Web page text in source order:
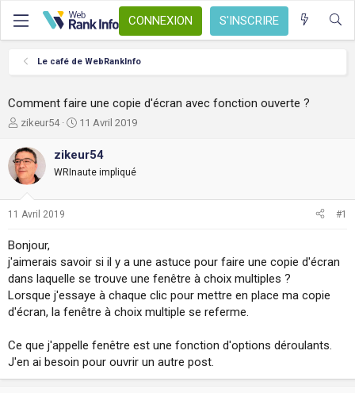
CONNEXION S'INSCRIRE
Le café de WebRankInfo
Comment faire une copie d'écran avec fonction ouverte ?
A
t
e
u
d
a
d
i
s
c
s
i
o
zikeur54
D
t
d
t
11 Avril 2019
zikeur54
WRInaute impliqué
11 Avril 2019 #1
Bonjour,
j'aimerais savoir si il y a une astuce pour faire une copie d'écran
dans laquelle se trouve une fenêtre à choix multiples ?
Lorsque j'essaye à chaque clic pour mettre en place ma copie
d'écran, la fenêtre à choix multiple se referme.
Ce que j'appelle fenêtre est une fonction d'options déroulants.
J'en ai besoin pour ouvrir un autre post.